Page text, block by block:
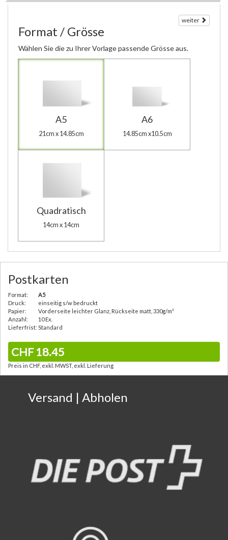
Format / Grösse
Wählen Sie die zu Ihrer Vorlage passende Grösse aus.
A5
21cm x 14.85cm
A6
14.85cm x10.5cm
Quadratisch
14cm x 14cm
weiter
Postkarten
Format:
A5
Druck:
einseitig s/w bedruckt
Papier:
Vorderseite leichter Glanz, Rückseite matt, 330g/m²
Anzahl:
10 Ex.
Lieferfrist: Standard
CHF 18.45
Preis in CHF, exkl. MWST, exkl. Lieferung
Versand | Abholen